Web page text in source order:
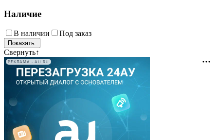
Наличие
В наличии Под заказ
Свернуть↑
РЕКЛАМА • AU.RU